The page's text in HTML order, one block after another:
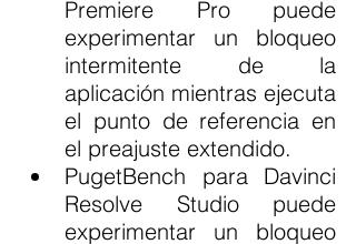
Premiere Pro puede
experimentar un bloqueo
intermitente de la
aplicación mientras ejecuta
el punto de referencia en
el preajuste extendido.
PugetBench para Davinci
Resolve Studio puede
experimentar un bloqueo